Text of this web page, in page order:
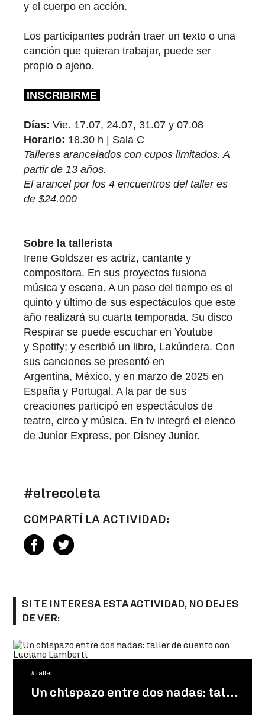
y el cuerpo en acción.
Los participantes podrán traer un texto o una
canción que quieran trabajar, puede ser
propio o ajeno.
INSCRIBIRME
Días:Vie. 17.07, 24.07, 31.07 y 07.08
Horario: 18.30 h | Sala C
Talleres arancelados con cupos limitados. A
partir de 13 años.
El arancel por los 4 encuentros del taller es
de $24.000
Sobre la tallerista
Irene Goldszer es actriz, cantante y
compositora. En sus proyectos fusiona
música y escena. A un paso del tiempo es el
quinto y último de sus espectáculos que este
año realizará su cuarta temporada. Su disco
Respirar se puede escuchar en Youtube
y Spotify; y escribió un libro, Lakúndera. Con
sus canciones se presentó en
Argentina, México, y en marzo de 2025 en
España y Portugal. A la par de sus
creaciones participó en espectáculos de
teatro, circo y música. En tv integró el elenco
de Junior Express, por Disney Junior.
#elrecoleta
COMPARTÍ LA ACTIVIDAD:
SI TE INTERESA ESTA ACTIVIDAD, NO DEJES
DE VER:
#Taller
Un chispazo entre dos nadas: taller de cuento con Luciano Lamberti